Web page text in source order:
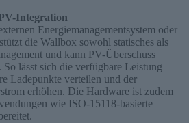
Integration
Energiemanagementsystem oder
die Wallbox sowohl statisches als
und kann PV-Überschuss
lässt sich die verfügbare Leistung
Ladepunkte verteilen und der
erhöhen. Die Hardware ist zudem
wie ISO-15118-basierte